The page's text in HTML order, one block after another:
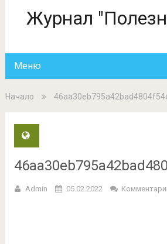
Журнал
Меню
Начало
Admin 05.02.2022